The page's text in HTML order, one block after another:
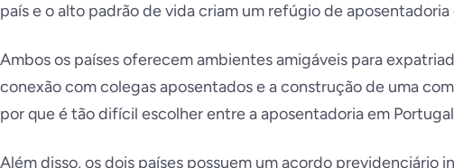
país e o alto padrão de vida criam um refúgio de
Ambos os países oferecem ambientes amigáveis para
conexão com colegas aposentados e a construção de uma
por que é tão difícil escolher entre a aposentadoria em
Além disso, os dois países possuem um acordo previdenciário